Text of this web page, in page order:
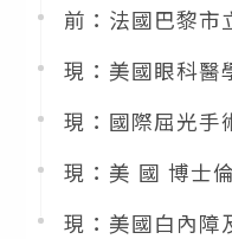
前：法國巴黎市
現：美國眼科醫
現：國際屈光手
現：美 國 博士
現：美國白內障